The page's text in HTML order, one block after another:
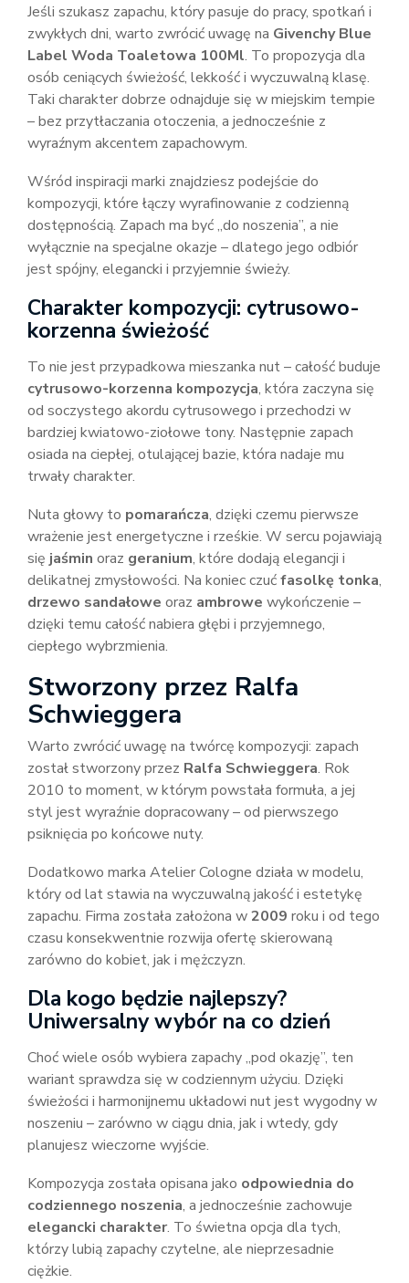
Jeśli szukasz zapachu, który pasuje do pracy, spotkań i
zwykłych dni, warto zwrócić uwagę na Givenchy Blue
Label Woda Toaletowa 100Ml. To propozycja dla
osób ceniących świeżość, lekkość i wyczuwalną klasę.
Taki charakter dobrze odnajduje się w miejskim tempie
– bez przytłaczania otoczenia, a jednocześnie z
wyraźnym akcentem zapachowym.
Wśród inspiracji marki znajdziesz podejście do
kompozycji, które łączy wyrafinowanie z codzienną
dostępnością. Zapach ma być „do noszenia”, a nie
wyłącznie na specjalne okazje – dlatego jego odbiór
jest spójny, elegancki i przyjemnie świeży.
Charakter kompozycji: cytrusowo-
korzenna świeżość
To nie jest przypadkowa mieszanka nut – całość buduje
cytrusowo-korzenna kompozycja, która zaczyna się
od soczystego akordu cytrusowego i przechodzi w
bardziej kwiatowo-ziołowe tony. Następnie zapach
osiada na ciepłej, otulającej bazie, która nadaje mu
trwały charakter.
Nuta głowy to pomarańcza, dzięki czemu pierwsze
wrażenie jest energetyczne i rześkie. W sercu pojawiają
się jaśmin oraz geranium, które dodają elegancji i
delikatnej zmysłowości. Na koniec czućfasolkę tonka,
drzewo sandałowe oraz ambrowe wykończenie –
dzięki temu całość nabiera głębi i przyjemnego,
ciepłego wybrzmienia.
Stworzony przez Ralfa
Schwieggera
Warto zwrócić uwagę na twórcę kompozycji: zapach
został stworzony przez Ralfa Schwieggera. Rok
2010 to moment, w którym powstała formuła, a jej
styl jest wyraźnie dopracowany – od pierwszego
psiknięcia po końcowe nuty.
Dodatkowo marka Atelier Cologne działa w modelu,
który od lat stawia na wyczuwalną jakość i estetykę
zapachu. Firma została założona w2009 roku i od tego
czasu konsekwentnie rozwija ofertę skierowaną
zarówno do kobiet, jak i mężczyzn.
Dla kogo będzie najlepszy?
Uniwersalny wybór na co dzień
Choć wiele osób wybiera zapachy „pod okazję”, ten
wariant sprawdza się w codziennym użyciu. Dzięki
świeżości i harmonijnemu układowi nut jest wygodny w
noszeniu – zarówno w ciągu dnia, jak i wtedy, gdy
planujesz wieczorne wyjście.
Kompozycja została opisana jako odpowiednia do
codziennego noszenia, a jednocześnie zachowuje
elegancki charakter. To świetna opcja dla tych,
którzy lubią zapachy czytelne, ale nieprzesadnie
ciężkie.